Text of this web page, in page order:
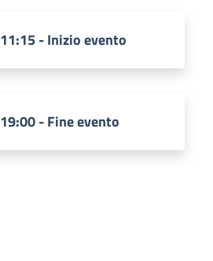
11:15 - Inizio evento
19:00 - Fine evento